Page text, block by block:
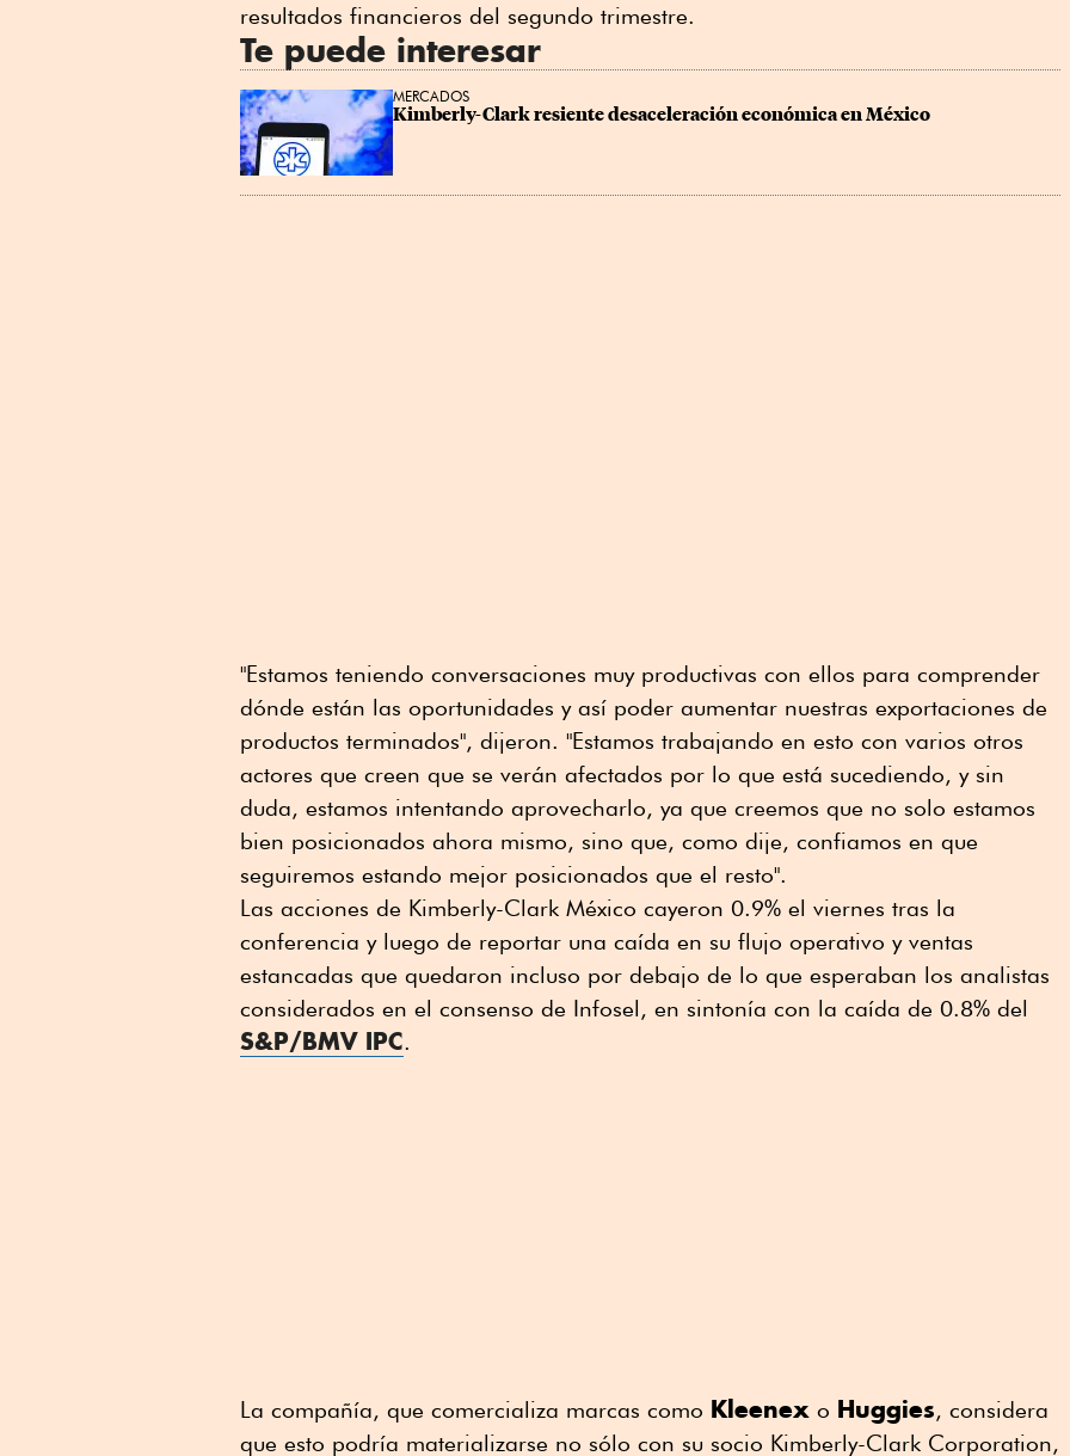
resultados financieros del segundo trimestre.
Te puede interesar
MERCADOS
Kimberly-Clark resiente desaceleración económica en México
"Estamos teniendo conversaciones muy productivas con ellos para comprender
dónde están las oportunidades y así poder aumentar nuestras exportaciones de
productos terminados", dijeron. "Estamos trabajando en esto con varios otros
actores que creen que se verán afectados por lo que está sucediendo, y sin
duda, estamos intentando aprovecharlo, ya que creemos que no solo estamos
bien posicionados ahora mismo, sino que, como dije, confiamos en que
seguiremos estando mejor posicionados que el resto".
Las acciones de Kimberly-Clark México cayeron 0.9% el viernes tras la
conferencia y luego de reportar una caída en su flujo operativo y ventas
estancadas que quedaron incluso por debajo de lo que esperaban los analistas
considerados en el consenso de Infosel, en sintonía con la caída de 0.8% del
S&P/BMV IPC.
La compañía, que comercializa marcas como Kleenex o Huggies, considera
que esto podría materializarse no sólo con su socio Kimberly-Clark Corporation,